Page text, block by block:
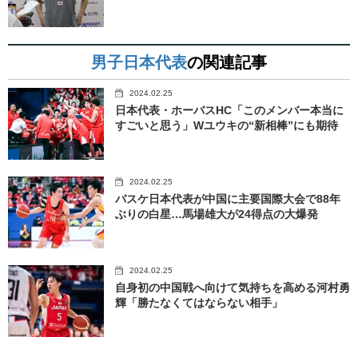
男子日本代表の関連記事
2024.02.25
日本代表・ホーバスHC「このメンバー本当に
すごいと思う」Wユウキの“新相棒”にも期待
2024.02.25
バスケ日本代表が中国に主要国際大会で88年
ぶりの白星…馬場雄大が24得点の大爆発
2024.02.25
自身初の中国戦へ向けて気持ちを高める河村勇
輝「勝たなくてはならない相手」